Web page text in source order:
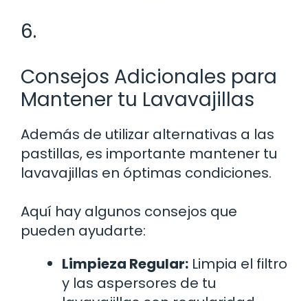
6.
Consejos Adicionales para
Mantener tu Lavavajillas
Además de utilizar alternativas a las
pastillas, es importante mantener tu
lavavajillas en óptimas condiciones.
Aquí hay algunos consejos que
pueden ayudarte:
Limpieza Regular: Limpia el filtro
y las aspersores de tu